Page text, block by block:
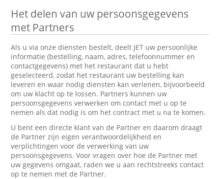
Het delen van uw persoonsgegevens
met Partners
Als u via onze diensten bestelt, deelt JET uw persoonlijke
informatie (bestelling, naam, adres, telefoonnummer en
contactgegevens) met het restaurant dat u hebt
geselecteerd, zodat het restaurant uw bestelling kan
leveren en waar nodig diensten kan verlenen, bijvoorbeeld
om uw klacht op te lossen. Partners kunnen uw
persoonsgegevens verwerken om contact met u op te
nemen als dat nodig is om het contract met u na te komen.
U bent een directe klant van de Partner en daarom draagt
de Partner zijn eigen verantwoordelijkheid en
verplichtingen voor de verwerking van uw
persoonsgegevens. Voor vragen over hoe de Partner met
uw gegevens omgaat, raden we u aan rechtstreeks contact
op te nemen met de Partner.